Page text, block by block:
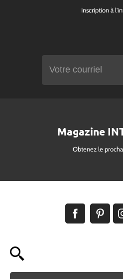
Inscription à
Magazine
Obtenez le